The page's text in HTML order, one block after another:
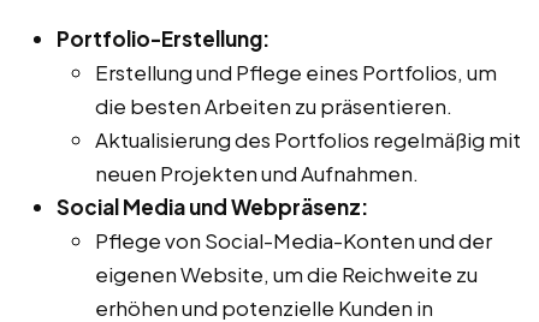
Portfolio-Erstellung:
Erstellung und Pflege eines Portfolios, um
die besten Arbeiten zu präsentieren.
Aktualisierung des Portfolios regelmäßig mit
neuen Projekten und Aufnahmen.
Social Media und Webpräsenz:
Pflege von Social-Media-Konten und der
eigenen Website, um die Reichweite zu
erhöhen und potenzielle Kunden in